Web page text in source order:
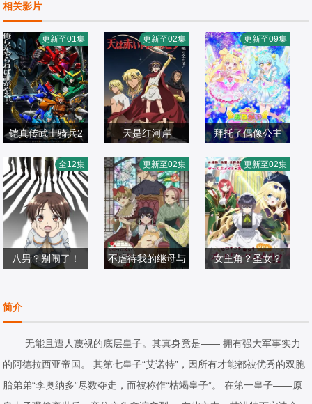
相关影片
铠真传武士骑兵2
弥,村濑步,武内骏
辅,熊谷健太郎,增
田俊树,木下纱华,
Lynn,下野纮,草尾
毅,野岛裕史,置鲇
西村朋纮,小西克
幸,佐藤拓也,鸟海
浩辅,寺岛拓笃,杉
田智和,天崎滉平,
铃村健一,泽城千
日韩动漫
2026/日本
更新至01集
天是红河岸
田彩,千叶翔也,前
野智昭,游佐浩二,
大野智敬,青木志
贵,川井田夏海,松
冈美里,石谷春贵,
海弘希
日韩动漫
2026/日本
更新至02集
拜托了偶像公主
か,丸冈和佳奈,岡
村明香,藤寺美德,
铃木实里,大地叶,
森久保祥太郎
日韩动漫
2026/日本
更新至09集
八男？别闹了！
香,三村有己,小松
未可子,市道真央,
下野纮,高冢智人,
杉田智和,野上尤
加奈,浪川大辅,屋
日韩动漫
2020/日本
全12集
不虐待我的继母与
杏菜,根本京里,内
山夕实,市道真央
2026/日本
更新至02集
女主角？圣女？
江瞬,天崎滉平,仲
村宗悟,宫本侑芽
2026/日本
更新至02集
简介
无能且遭人蔑视的底层皇子。其真身竟是—— 拥有强大军事实力
的阿德拉西亚帝国。 其第七皇子“艾诺特”，因所有才能都被优秀的双胞
胎弟弟“李奥纳多”尽数夺走，而被称作“枯竭皇子”。 在第一皇子——原